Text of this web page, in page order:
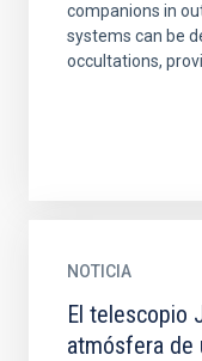
companions in
systems can be
occultations,
NOTICIA
El telescopio
atmósfera de